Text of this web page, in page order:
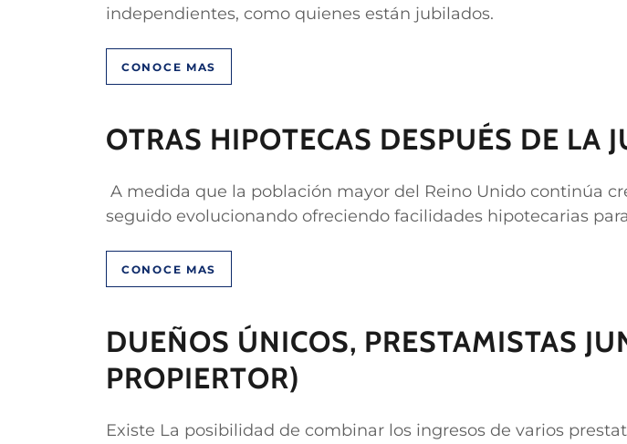
independientes, como quienes están jubilados.
CONOCE MAS
OTRAS HIPOTECAS DESPUÉS DE LA
A medida que la población mayor del Reino Unido continúa
seguido evolucionando ofreciendo facilidades hipotecarias
CONOCE MAS
DUEÑOS ÚNICOS, PRESTAMISTAS
PROPIERTOR)
Existe La posibilidad de combinar los ingresos de varios